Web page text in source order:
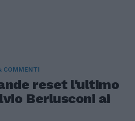
COMMENTI
reset l'ultimo
Berlusconi ai